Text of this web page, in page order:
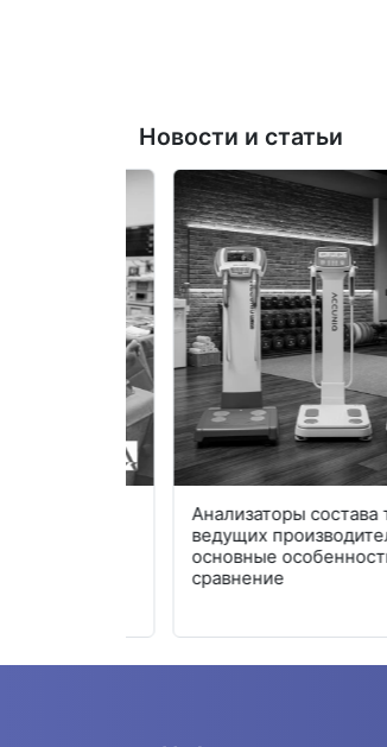
Новости и статьи
Анализаторы состава тела
ведущих производителей:
основные особенности и
сравнение